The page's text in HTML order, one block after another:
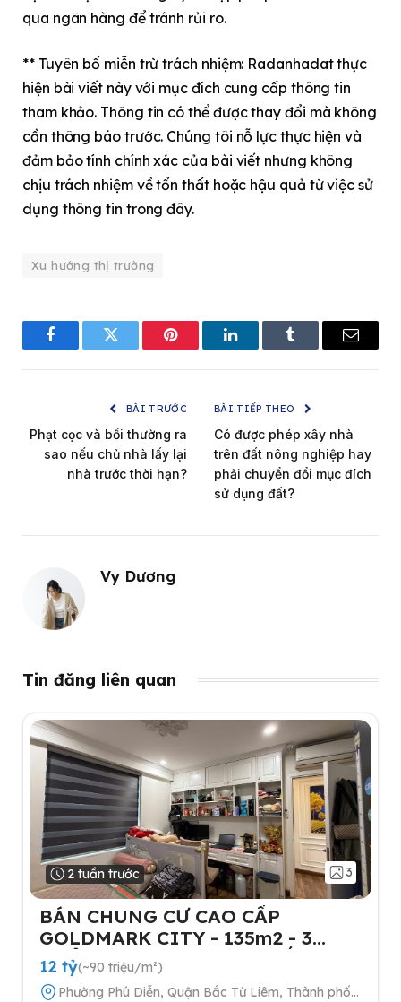
qua ngân hàng để tránh rủi ro.
** Tuyên bố miễn trừ trách nhiệm: Radanhadat thực
hiện bài viết này với mục đích cung cấp thông tin
tham khảo. Thông tin có thể được thay đổi mà không
cần thông báo trước. Chúng tôi nỗ lực thực hiện và
đảm bảo tính chính xác của bài viết nhưng không
chịu trách nhiệm về tổn thất hoặc hậu quả từ việc sử
dụng thông tin trong đây.
Xu hướng thị trường
FacebookTwitter Pinterest LinkedInTumblr Email
BÀI TRƯỚC
Phạt cọc và bồi thường ra
sao nếu chủ nhà lấy lại
nhà trước thời hạn?
BÀI TIẾP THEO
Có được phép xây nhà
trên đất nông nghiệp hay
phải chuyển đổi mục đích
sử dụng đất?
Vy Dương
Tin đăng liên quan
2 tuần trước 3
BÁN CHUNG CƯ CAO CẤP
GOLDMARK CITY - 135m2 - 3
NGỦ-TẶNG FULL NỘI THẤT- 2
SLOT Ô TÔ
12 tỷ(~90 triệu/m²)
Phường Phú Diễn, Quận Bắc Từ Liêm, Thành phố